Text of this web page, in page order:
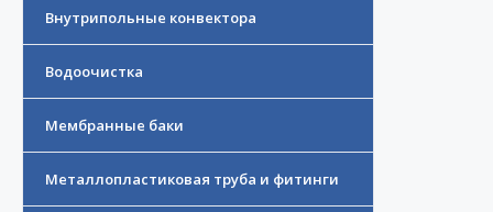
Внутрипольные конвектора
Водоочистка
Мембранные баки
Металлопластиковая труба и фитинги